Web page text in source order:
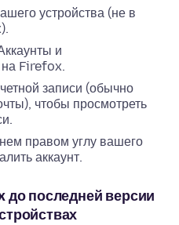
устройства (не в
и
на Firefox.
записи (обычно
чтобы просмотреть
правом углу вашего
аккаунт.
последней версии